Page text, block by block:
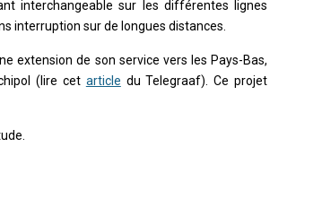
interchangeable sur les différentes lignes
interruption sur de longues distances.
extension de son service vers les Pays-Bas,
(lire cet article du Telegraaf). Ce projet